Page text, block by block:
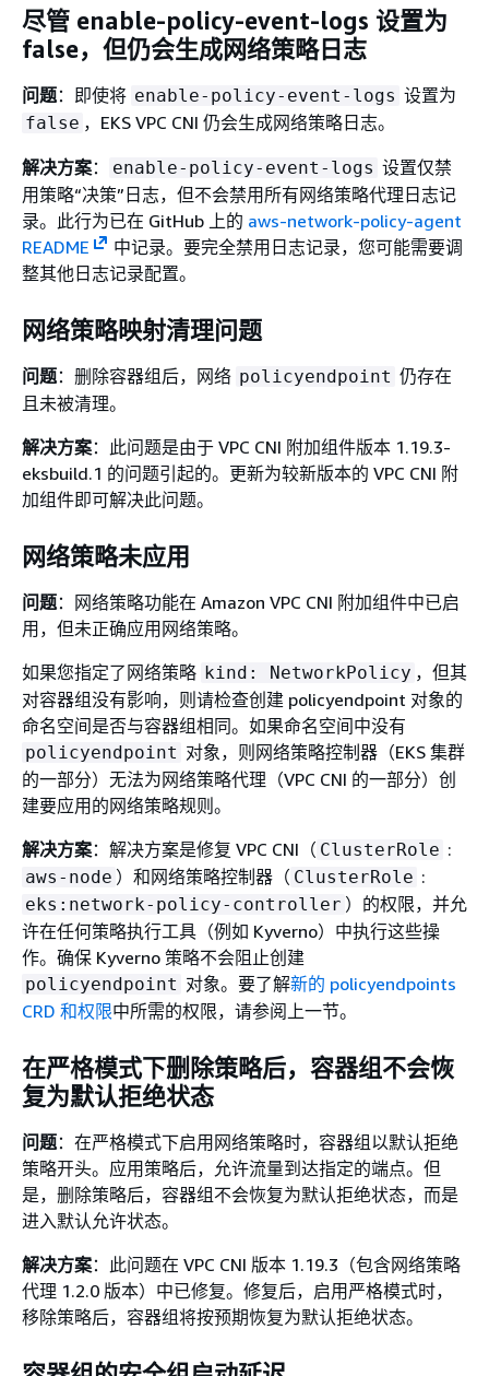
尽管 enable-policy-event-logs 设置为
false，但仍会生成网络策略日志
问题：即使将 enable-policy-event-logs 设置为
false ，EKS VPC CNI 仍会生成网络策略日志。
解决方案： enable-policy-event-logs 设置仅禁
用策略“决策”日志，但不会禁用所有网络策略代理日志记
录。此行为已在 GitHub 上的 aws-network-policy-agent
README
中记录。要完全禁用日志记录，您可能需要调
整其他日志记录配置。
网络策略映射清理问题
问题：删除容器组后，网络 policyendpoint 仍存在
且未被清理。
解决方案：此问题是由于 VPC CNI 附加组件版本 1.19.3-
eksbuild.1 的问题引起的。更新为较新版本的 VPC CNI 附
加组件即可解决此问题。
网络策略未应用
问题：网络策略功能在 Amazon VPC CNI 附加组件中已启
用，但未正确应用网络策略。
如果您指定了网络策略 kind: NetworkPolicy ，但其
对容器组没有影响，则请检查创建 policyendpoint 对象的
命名空间是否与容器组相同。如果命名空间中没有
policyendpoint 对象，则网络策略控制器（EKS 集群
的一部分）无法为网络策略代理（VPC CNI 的一部分）创
建要应用的网络策略规则。
解决方案：解决方案是修复 VPC CNI（ ClusterRole :
aws-node ）和网络策略控制器（ ClusterRole :
eks:network-policy-controller ）的权限，并允
许在任何策略执行工具（例如 Kyverno）中执行这些操
作。确保 Kyverno 策略不会阻止创建
policyendpoint 对象。要了解新的 policyendpoints
CRD 和权限中所需的权限，请参阅上一节。
在严格模式下删除策略后，容器组不会恢
复为默认拒绝状态
问题：在严格模式下启用网络策略时，容器组以默认拒绝
策略开头。应用策略后，允许流量到达指定的端点。但
是，删除策略后，容器组不会恢复为默认拒绝状态，而是
进入默认允许状态。
解决方案：此问题在 VPC CNI 版本 1.19.3（包含网络策略
代理 1.2.0 版本）中已修复。修复后，启用严格模式时，
移除策略后，容器组将按预期恢复为默认拒绝状态。